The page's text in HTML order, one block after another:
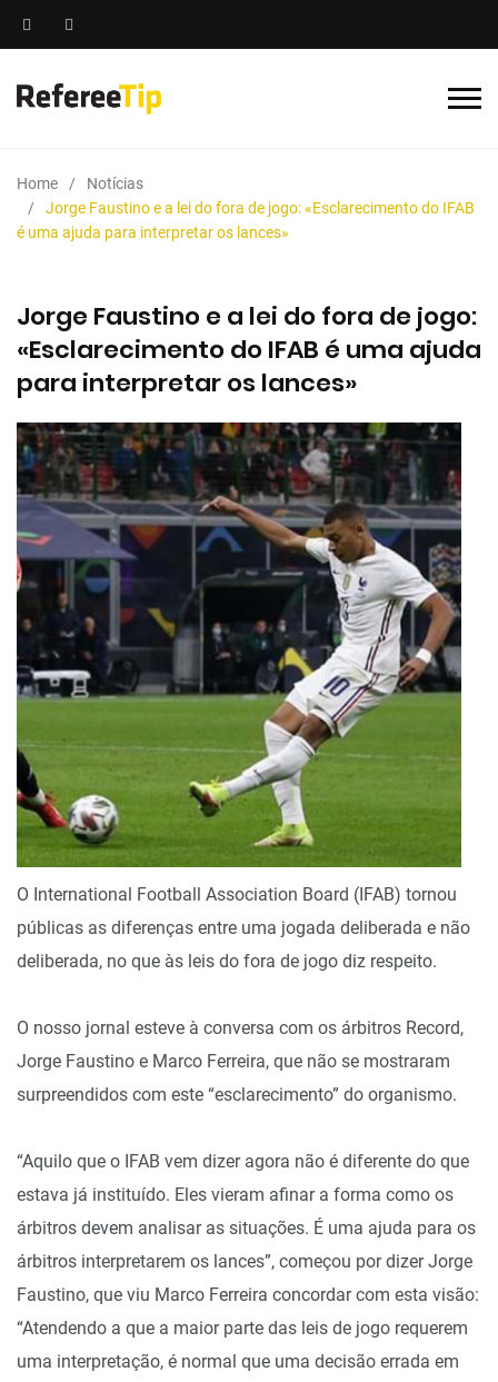
Home
Notícias
Jorge Faustino e a lei do fora de jogo: «Esclarecimento do IFAB
é uma ajuda para interpretar os lances»
Jorge Faustino e a lei do fora de jogo:
«Esclarecimento do IFAB é uma ajuda
para interpretar os lances»
O International Football Association Board (IFAB) tornou
públicas as diferenças entre uma jogada deliberada e não
deliberada, no que às leis do fora de jogo diz respeito.
O nosso jornal esteve à conversa com os árbitros Record,
Jorge Faustino e Marco Ferreira, que não se mostraram
surpreendidos com este “esclarecimento” do organismo.
“Aquilo que o IFAB vem dizer agora não é diferente do que
estava já instituído. Eles vieram afinar a forma como os
árbitros devem analisar as situações. É uma ajuda para os
árbitros interpretarem os lances”, começou por dizer Jorge
Faustino, que viu Marco Ferreira concordar com esta visão:
“Atendendo a que a maior parte das leis de jogo requerem
uma interpretação, é normal que uma decisão errada em